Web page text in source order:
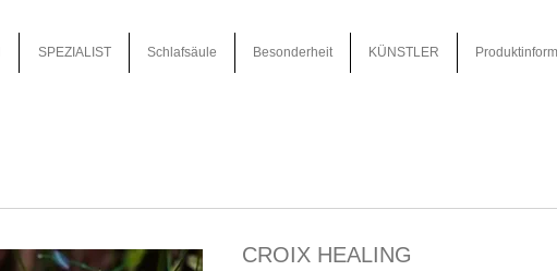
SPEZIALIST Schlafsäule Besonderheit KÜNSTLER
CROIX HEALING